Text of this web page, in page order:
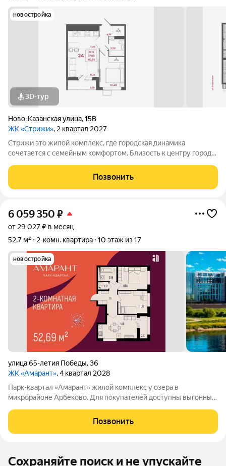
новостройка
3D-тур
Ново-Казанская улица,15В
ЖК «Стрижи», 2 квартал 2027
Стрижи это жилой комплекс, где городская динамика
сочетается с семейным комфортом. Близость к центру города
профессионального развития. При этом в любой момент вы
можете насладиться природой и
Позвонить
6 059 350 ₽
от 29 027 ₽ в месяц
52,7 м²
2-комн. квартира 10 этаж из 17
новостройка
улица 65-летия Победы,36
ЖК «Амарант», 4 квартал 2028
Парк-квартал «Амарант» жилой комплекс у озера в
микрорайоне Арбеково. Для покупателей доступны выгонные
рассрочка до конца 2028 года. «Амарант» новый жилой
комплекс в дальнем Арбеково,
Позвонить
Сохраняйте поиск и не упускайте